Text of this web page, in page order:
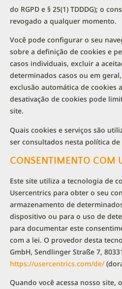
do RGPD e § 25(1) TDDDG); o
revogado a qualquer momento.
Você pode configurar o seu
sobre a definição de cookies e
casos individuais, excluir a
determinados casos ou em
exclusão automática de cookies
desativação de cookies pode
site.
Quais cookies e serviços são
ser consultados nesta política de
CONSENTIMENTO COM
Este site utiliza a tecnologia de
Usercentrics para obter o seu
armazenamento de
dispositivo ou para o uso de
para documentar este
com a lei. O provedor desta
GmbH, Sendlinger Straße 7,
https://usercentrics.com/de/
Quando você acessa nosso site,